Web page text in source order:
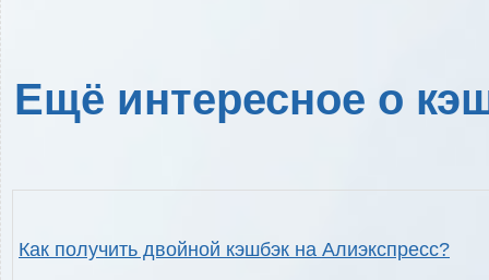
Ещё интересное о
Как получить двойной кэшбэк на Алиэкспресс?